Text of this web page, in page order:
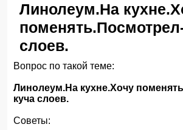
Линолеум.На
слоев.
Вопрос по такой теме:
Линолеум.На кухне.Хочу
куча слоев.
Советы: